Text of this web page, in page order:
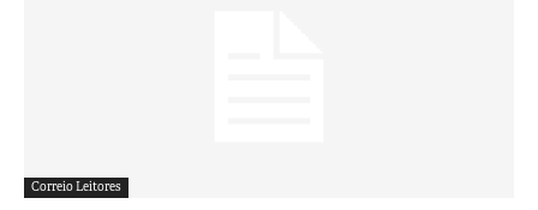
Correio Leitores